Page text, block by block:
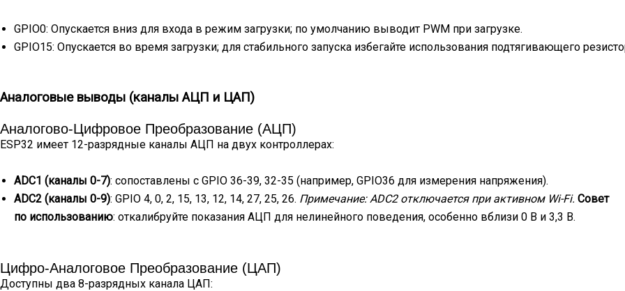
GPIO0: Опускается вниз для входа в режим загрузки; по умолчанию выводит PWM при загрузке.
GPIO15: Опускается во время загрузки; для стабильного запуска избегайте использования подтягивающего
Аналоговые выводы (каналы АЦП и ЦАП)
Аналогово-Цифровое Преобразование (АЦП)
ESP32 имеет 12-разрядные каналы АЦП на двух контроллерах:
ADC1 (каналы 0-7): сопоставлены с GPIO 36-39, 32-35 (например, GPIO36 для измерения напряжения).
ADC2 (каналы 0-9): GPIO 4, 0, 2, 15, 13, 12, 14, 27, 25, 26. Примечание: ADC2 отключается при активном Wi-Fi. Совет
по использованию: откалибруйте показания АЦП для нелинейного поведения, особенно вблизи 0 В и 3,3 В.
Цифро-Аналоговое Преобразование (ЦАП)
Доступны два 8-разрядных канала ЦАП: